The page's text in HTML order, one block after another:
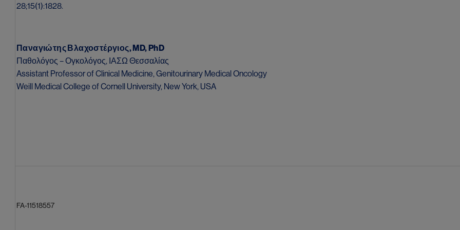
28;15(1):1828.
Παναγιώτης Βλαχοστέργιος, MD, PhD
Παθολόγος – Ογκολόγος, ΙΑΣΩ Θεσσαλίας
Assistant Professor of Clinical Medicine, Genitourinary Medical Oncology
Weill Medical College of Cornell University, New York, USA
FA-11518557